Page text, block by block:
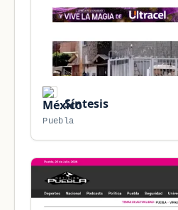
Síntesis
Puebla